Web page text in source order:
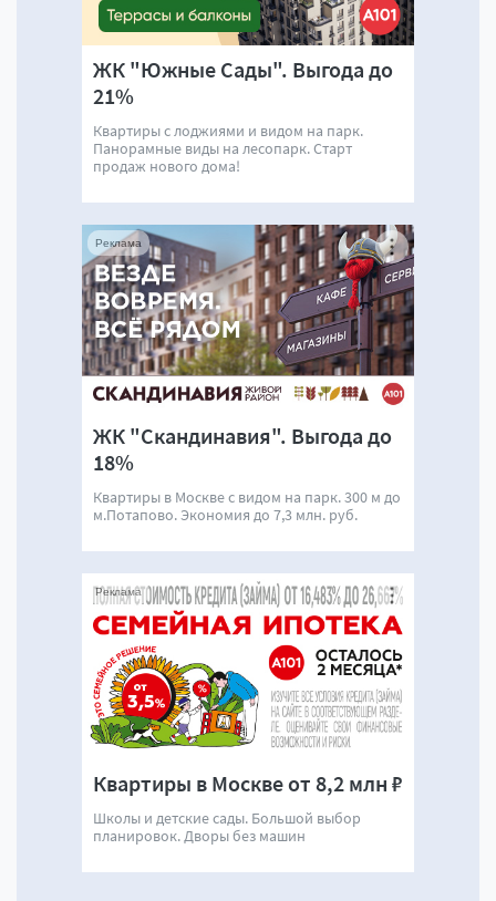
ЖК "Южные Сады". Выгода до
21%
Квартиры с лоджиями и видом на парк.
Панорамные виды на лесопарк. Старт
продаж нового дома!
ЖК "Скандинавия". Выгода до
18%
Квартиры в Москве с видом на парк. 300 м до
м.Потапово. Экономия до 7,3 млн. руб.
Реклама
Квартиры в Москве от 8,2 млн ₽
Школы и детские сады. Большой выбор
планировок. Дворы без машин
Реклама